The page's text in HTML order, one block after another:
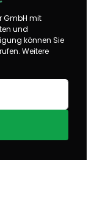
GmbH mit
und
können Sie
Weitere